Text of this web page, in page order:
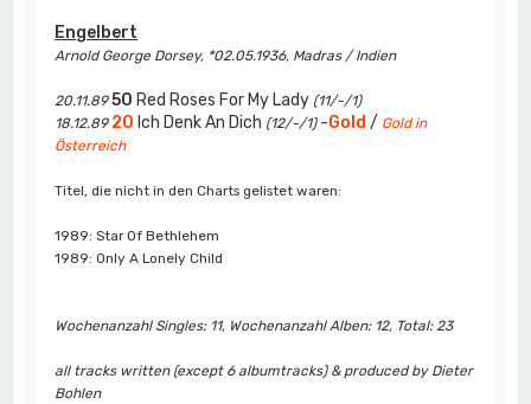
Engelbert
Arnold George Dorsey, *02.05.1936, Madras / Indien
20.11.89 50 Red Roses For My Lady (11/-/1)
18.12.89 20 Ich Denk An Dich (12/-/1)-Gold / Gold in
Österreich
Titel, die nicht in den Charts gelistet waren:
1989: Star Of Bethlehem
1989: Only A Lonely Child
Wochenanzahl Singles: 11, Wochenanzahl Alben: 12, Total: 23
all tracks written (except 6 albumtracks) & produced by Dieter
Bohlen